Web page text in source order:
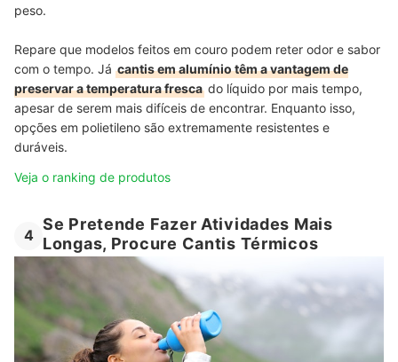
peso.
Repare que modelos feitos em couro podem reter odor e sabor
com o tempo. Já cantis em alumínio têm a vantagem de
preservar a temperatura fresca do líquido por mais tempo,
apesar de serem mais difíceis de encontrar. Enquanto isso,
opções em polietileno são extremamente resistentes e
duráveis.
Veja o ranking de produtos
4
Se Pretende Fazer Atividades Mais
Longas, Procure Cantis Térmicos